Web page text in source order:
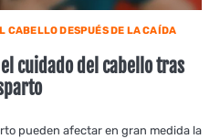
CABELLO DESPUÉS DE LA CAÍDA
cuidado del cabello tras
pueden afectar en gran medida la